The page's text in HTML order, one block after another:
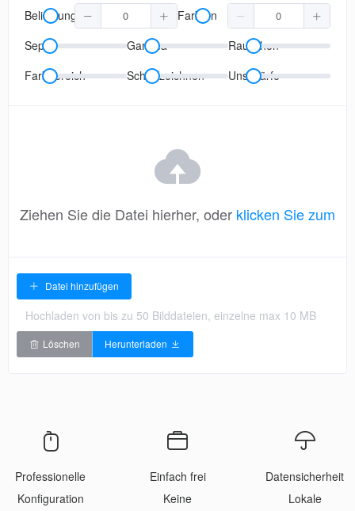
Belichtung
Farbton
Sepia
Gamma
Rauschen
Farbbereich
Scharfzeichnen Unschärfe
Ziehen Sie die Datei hierher, oder klicken Sie zum
Datei hinzufügen
Hochladen von bis zu 50 Bilddateien, einzelne max 10 MB
Löschen Herunterladen
Professionelle
Konfiguration
Einfach frei
Keine
Datensicherheit
Lokale